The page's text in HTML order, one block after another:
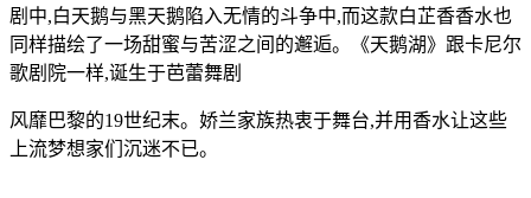
剧中,白天鹅与黑天鹅陷入无情的斗争中,而这款白芷香香水也
同样描绘了一场甜蜜与苦涩之间的邂逅。《天鹅湖》跟卡尼尔
歌剧院一样,诞生于芭蕾舞剧
风靡巴黎的19世纪末。娇兰家族热衷于舞台,并用香水让这些
上流梦想家们沉迷不已。